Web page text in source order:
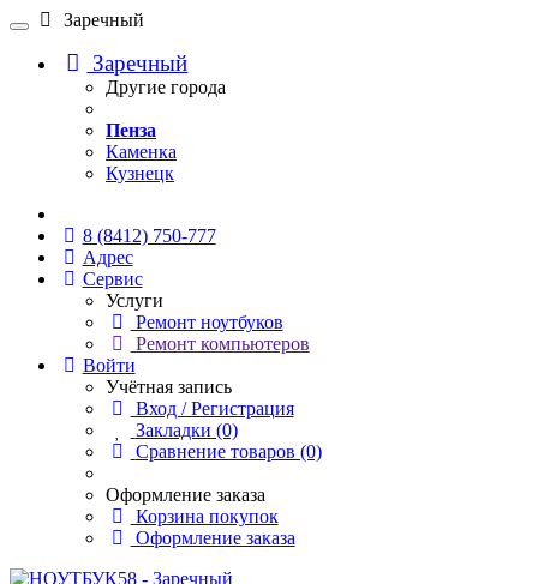
Заречный
Заречный
Другие города
Пенза
Каменка
Кузнецк
8 (8412) 750-777
Адрес
Сервис
Услуги
Ремонт ноутбуков
Ремонт компьютеров
Войти
Учётная запись
Вход / Регистрация
Закладки (0)
Сравнение товаров (0)
Оформление заказа
Корзина покупок
Оформление заказа